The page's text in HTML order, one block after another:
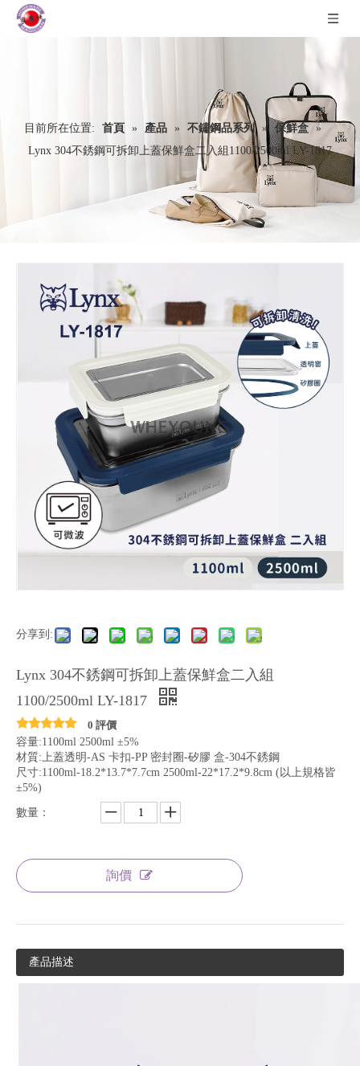
目前所在位置: 首頁 » 產品 » 不鏽鋼品系列 » 保鮮盒 »
Lynx 304不銹鋼可拆卸上蓋保鮮盒二入組1100/2500ml LY-1817
分享到:
Lynx 304不銹鋼可拆卸上蓋保鮮盒二入組
1100/2500ml LY-1817
0 評價
容量:1100ml 2500ml ±5%
材質:上蓋透明-AS 卡扣-PP 密封圈-矽膠 盒-304不銹鋼
尺寸:1100ml-18.2*13.7*7.7cm 2500ml-22*17.2*9.8cm (以上規格皆
±5%)
數量：
詢價
產品描述